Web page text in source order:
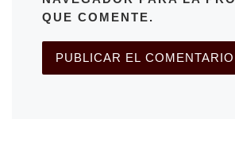
QUE COMENTE.